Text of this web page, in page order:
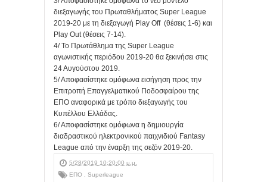
διεξαγωγής του Πρωταθλήματος Super League
2019-20 με τη διεξαγωγή Play Off (θέσεις 1-6) και
Play Out (θέσεις 7-14).
4/ Το Πρωτάθλημα της Super League
αγωνιστικής περιόδου 2019-20 θα ξεκινήσει στις
24 Αυγούστου 2019.
5/ Αποφασίστηκε ομόφωνα εισήγηση προς την
Επιτροπή Επαγγελματικού Ποδοσφαίρου της
ΕΠΟ αναφορικά με τρόπο διεξαγωγής του
Κυπέλλου Ελλάδας.
6/ Αποφασίστηκε ομόφωνα η δημιουργία
διαδραστικού ηλεκτρονικού παιχνιδιού Fantasy
League από την έναρξη της σεζόν 2019-20.
5/28/2019 10:20:00 μ.μ.
ΕΠΟ
Superleague